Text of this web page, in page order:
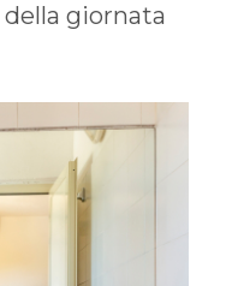
giornata